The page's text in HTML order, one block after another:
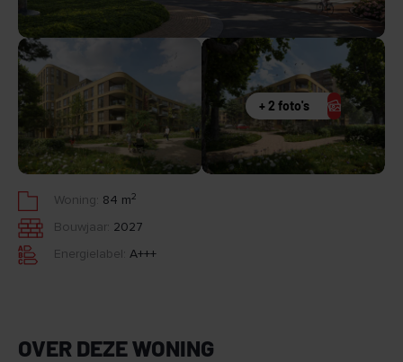
+ 2 foto's
Woning: 84 m 2
Bouwjaar: 2027
Energielabel: A+++
OVER DEZE WONING